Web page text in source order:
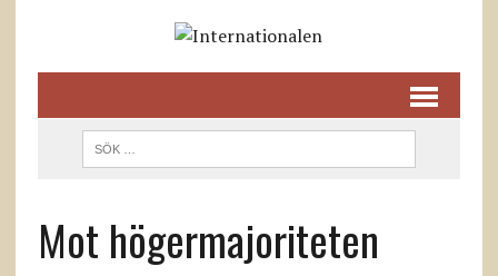
Mot högermajoriteten